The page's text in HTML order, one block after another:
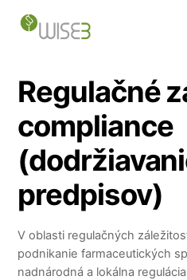
Regulačné
compliance
predpisov)
V oblasti regulačných
podnikanie farmaceutických
nadnárodná a lokálna